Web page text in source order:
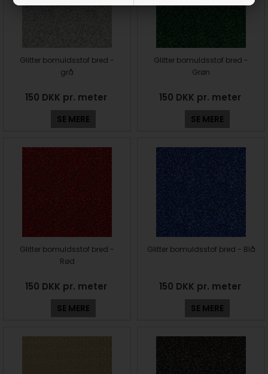
Glitter bomuldsstof bred -
grå
150 DKK pr. meter
SE MERE
Glitter bomuldsstof bred -
Grøn
150 DKK pr. meter
SE MERE
Glitter bomuldsstof bred -
Rød
150 DKK pr. meter
SE MERE
Glitter bomuldsstof bred - Blå
150 DKK pr. meter
SE MERE